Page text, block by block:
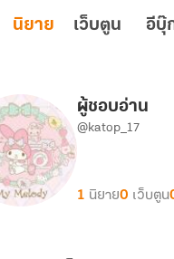
นิยาย เว็บตูน อีบุ๊
ผู้ชอบอ่าน
@katop_17
1 นิยาย0 เว็บตูน